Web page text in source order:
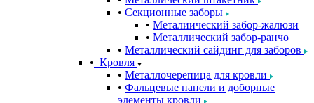
Секционные заборы
Металиический забор-жалюзи
Металлический забор-ранчо
Металлический сайдинг для заборов
Кровля
Металлочерепица для кровли
Фальцевые панели и доборные
элементы кровли